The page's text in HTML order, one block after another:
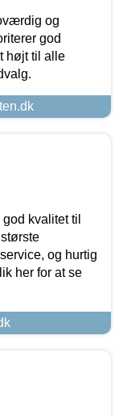
og
god
højt til alle
kvalitet til
og hurtig
her for at se